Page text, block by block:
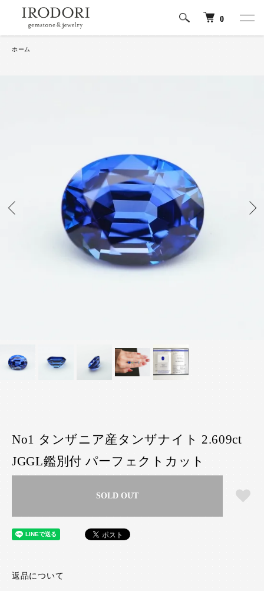
0
ホーム
No1 タンザニア産タンザナイト 2.609ct
JGGL鑑別付 パーフェクトカット
SOLD OUT
返品について